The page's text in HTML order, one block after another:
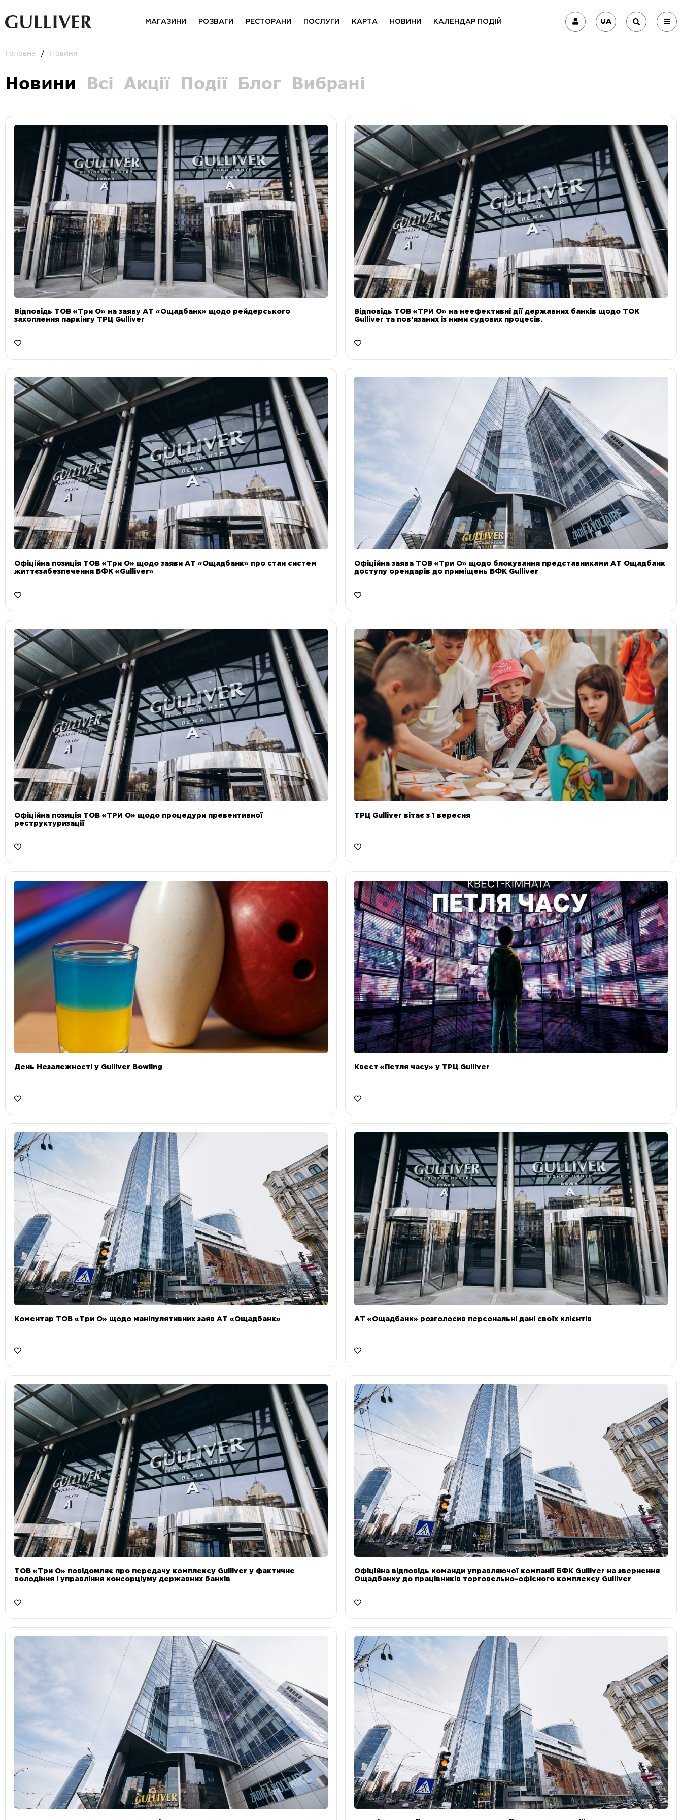
МАГАЗИНИ РОЗВАГИ РЕСТОРАНИ ПОСЛУГИ КАРТА НОВИНИ КАЛЕНДАР ПОДІЙ UA
Головна Новини
Новини Всі Акції Події Блог Вибрані
Відповідь ТОВ «Три О» на заяву АТ «Ощадбанк» щодо рейдерського
захоплення паркінгу ТРЦ Gulliver
Відповідь ТОВ «ТРИ О» на неефективні дії державних банків щодо ТОК
Gulliver та пов’язаних із ними судових процесів.
Офіційна позиція ТОВ «Три О» щодо заяви АТ «Ощадбанк» про стан систем
життєзабезпечення БФК «Gulliver»
Офіційна заява ТОВ «Три О» щодо блокування представниками АТ Ощадбанк
доступу орендарів до приміщень БФК Gulliver
Офіційна позиція ТОВ «ТРИ О» щодо процедури превентивної
реструктуризації
ТРЦ Gulliver вітає з 1 вересня
День Незалежності у Gulliver Bowling Квест «Петля часу» у ТРЦ Gulliver
Коментар ТОВ «Три О» щодо маніпулятивних заяв АТ «Ощадбанк» АТ «Ощадбанк» розголосив персональні дані своїх клієнтів
ТОВ «Три О» повідомляє про передачу комплексу Gulliver у фактичне
володіння і управління консорціуму державних банків
Офіційна відповідь команди управляючої компанії БФК Gulliver на звернення
Ощадбанку до працівників торговельно-офісного комплексу Gulliver